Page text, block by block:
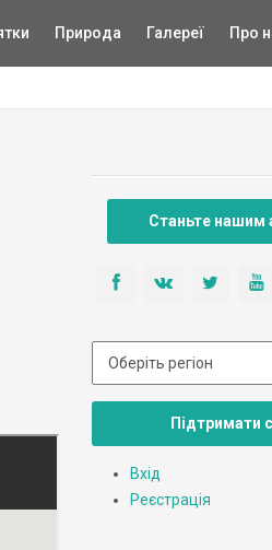
Природа Галереї Про
Станьте нашим
Підтримати
Вхід
Реєстрація